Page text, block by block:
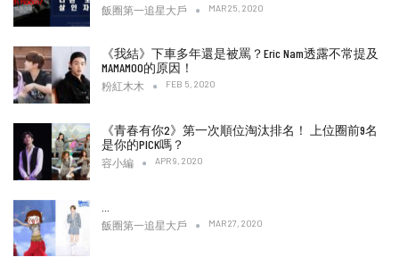
飯圈第一追星大戶 MAR 25, 2020
《我結》下車多年還是被罵？Eric Nam透露不常提及
MAMAMOO的原因！
粉紅木木 FEB 5, 2020
《青春有你2》第一次順位淘汰排名！ 上位圈前9名
是你的PICK嗎？
容小編 APR 9, 2020
飯圈第一追星大戶 MAR 27, 2020